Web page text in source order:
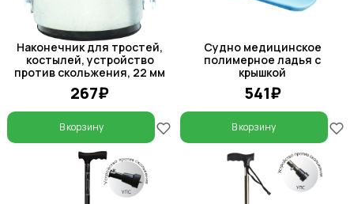
Наконечник для тростей,
костылей, устройство
против скольжения, 22 мм
267₽
В корзину
Судно медицинское
полимерное ладья с
крышкой
541₽
В корзину